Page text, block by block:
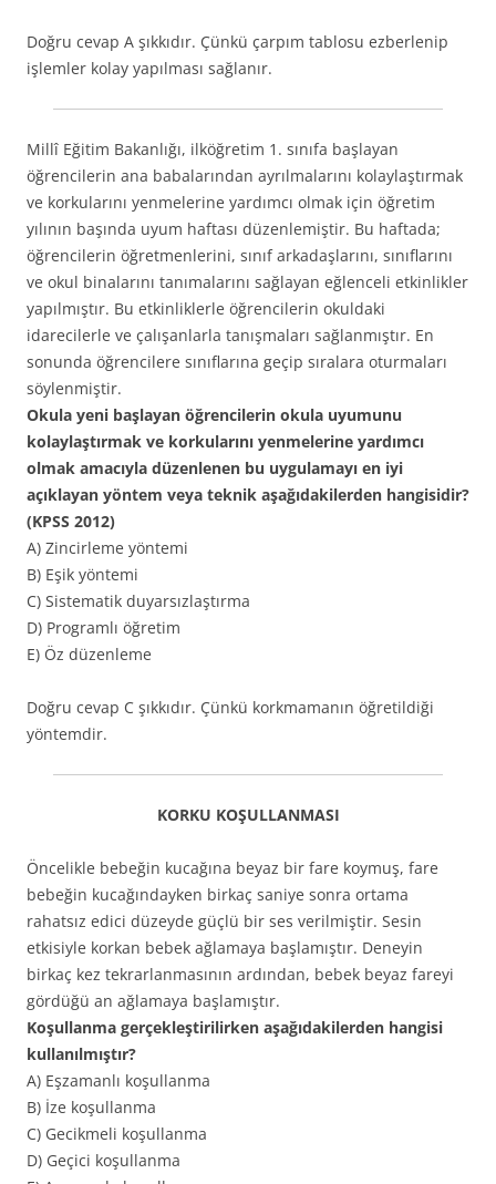
Doğru cevap A şıkkıdır. Çünkü çarpım tablosu ezberlenip
işlemler kolay yapılması sağlanır.
Millî Eğitim Bakanlığı, ilköğretim 1. sınıfa başlayan
öğrencilerin ana babalarından ayrılmalarını kolaylaştırmak
ve korkularını yenmelerine yardımcı olmak için öğretim
yılının başında uyum haftası düzenlemiştir. Bu haftada;
öğrencilerin öğretmenlerini, sınıf arkadaşlarını, sınıflarını
ve okul binalarını tanımalarını sağlayan eğlenceli etkinlikler
yapılmıştır. Bu etkinliklerle öğrencilerin okuldaki
idarecilerle ve çalışanlarla tanışmaları sağlanmıştır. En
sonunda öğrencilere sınıflarına geçip sıralara oturmaları
söylenmiştir.
Okula yeni başlayan öğrencilerin okula uyumunu
kolaylaştırmak ve korkularını yenmelerine yardımcı
olmak amacıyla düzenlenen bu uygulamayı en iyi
açıklayan yöntem veya teknik aşağıdakilerden hangisidir?
(KPSS 2012)
A) Zincirleme yöntemi
B) Eşik yöntemi
C) Sistematik duyarsızlaştırma
D) Programlı öğretim
E) Öz düzenleme
Doğru cevap C şıkkıdır. Çünkü korkmamanın öğretildiği
yöntemdir.
KORKU KOŞULLANMASI
Öncelikle bebeğin kucağına beyaz bir fare koymuş, fare
bebeğin kucağındayken birkaç saniye sonra ortama
rahatsız edici düzeyde güçlü bir ses verilmiştir. Sesin
etkisiyle korkan bebek ağlamaya başlamıştır. Deneyin
birkaç kez tekrarlanmasının ardından, bebek beyaz fareyi
gördüğü an ağlamaya başlamıştır.
Koşullanma gerçekleştirilirken aşağıdakilerden hangisi
kullanılmıştır?
A) Eşzamanlı koşullanma
B) İze koşullanma
C) Gecikmeli koşullanma
D) Geçici koşullanma